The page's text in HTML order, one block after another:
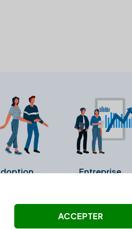
Entreprise
ni été vérifiés par Alexia.fr.
ACCEPTER